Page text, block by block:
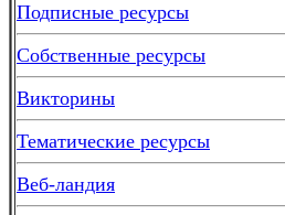
Подписные ресурсы
Собственные ресурсы
Викторины
Тематические ресурсы
Веб-ландия